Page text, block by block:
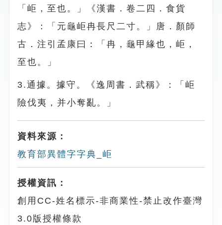
「岠，至也。」《漢書．卷二四．食貨
志》：「元龜岠冉長尺二寸。」唐．顏師
古．注引孟康曰：「冉，龜甲緣也，岠，
至也。」
3.通據。據守。《逸周書．武稱》：「岠
險伐夷，并小奪亂。」
資料來源：
教育部異體字字典_岠
授權資訊：
創用CC-姓名標示-非商業性-禁止改作臺灣
3.0版授權條款